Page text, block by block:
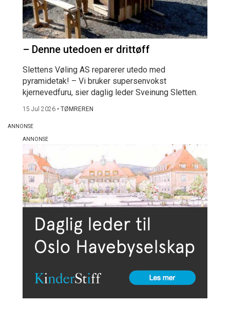
– Denne utedoen er drittøff
Slettens Vøling AS reparerer utedo med
pyramidetak! – Vi bruker supersenvokst
kjernevedfuru, sier daglig leder Sveinung Sletten.
15 Jul 2026 • TØMREREN